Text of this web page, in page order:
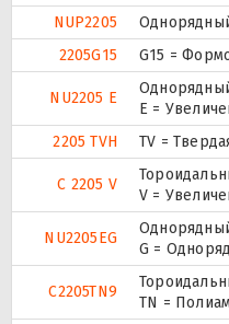
NUP2205
2205G15
G15 =
NU2205 E
Е =
2205 TVH
TV =
C 2205 V
V =
NU2205EG
G =
C2205TN9
TN =